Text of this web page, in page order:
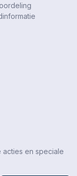
acties en speciale